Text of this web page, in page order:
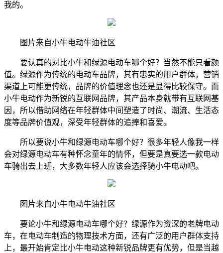
我的。
图片来自小牛电动牛油社区
要认真的对比小牛和绿源电动车哪个好？当然不能只看颜
值。绿源作为传统的电动车品牌，其有忠实的用户群体，营销
渠道上可能更传统，品牌的价值理念也还是显得比较保守。而
小牛电动作为新锐的互联网品牌，其产品本身就带有互联网基
因，所以借助网络在年轻群体中间塑造了时尚、潮流、生活态
度等品牌价值观，深受年轻群体的追捧和喜爱。
所以要说小牛和绿源电动车哪个好？很多年轻人像我一样
会对绿源电动车有种怀念童年的情怀，但要是真要选一款电动
车骑出去上班，大多数年轻人应该会选择骑小牛电动吧。
图片来自小牛电动牛油社区
要论小牛和绿源电动车哪个好？绿源作为资深的老牌电动
车，在电动车制造的物理技术方面，还有广泛的用户群体支持
上，最开始肯定比小牛电动这种新锐品牌更有优势，但是当越